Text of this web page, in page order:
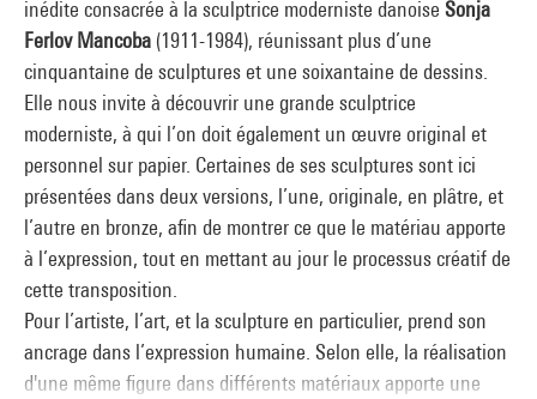
inédite consacrée à la sculptrice moderniste danoise Sonja
Ferlov Mancoba (1911-1984), réunissant plus d’une
cinquantaine de sculptures et une soixantaine de dessins.
Elle nous invite à découvrir une grande sculptrice
moderniste, à qui l’on doit également un œuvre original et
personnel sur papier. Certaines de ses sculptures sont ici
présentées dans deux versions, l’une, originale, en plâtre, et
l’autre en bronze, afin de montrer ce que le matériau apporte
à l’expression, tout en mettant au jour le processus créatif de
cette transposition.
Pour l’artiste, l’art, et la sculpture en particulier, prend son
ancrage dans l’expression humaine. Selon elle, la réalisation
d'une même figure dans différents matériaux apporte une